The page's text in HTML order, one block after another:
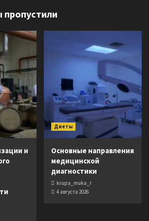
и
Диеты
Основные направления
медицинской
диагностики
krupa_muka_r
4 августа 2026